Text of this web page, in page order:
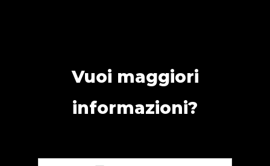
Vuoi maggiori
informazioni?